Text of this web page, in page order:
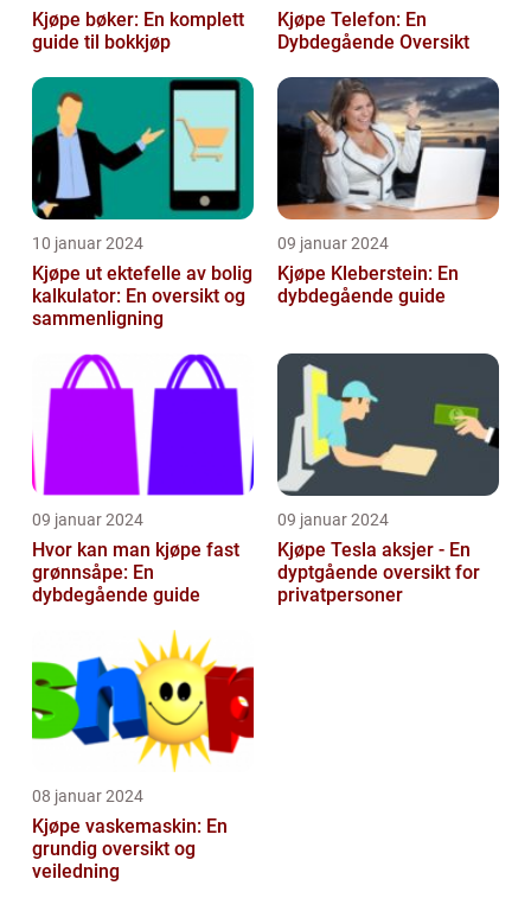
Kjøpe bøker: En komplett
guide til bokkjøp
Kjøpe Telefon: En
Dybdegående Oversikt
10 januar 2024
Kjøpe ut ektefelle av bolig
kalkulator: En oversikt og
sammenligning
09 januar 2024
Kjøpe Kleberstein: En
dybdegående guide
09 januar 2024
Hvor kan man kjøpe fast
grønnsåpe: En
dybdegående guide
09 januar 2024
Kjøpe Tesla aksjer - En
dyptgående oversikt for
privatpersoner
08 januar 2024
Kjøpe vaskemaskin: En
grundig oversikt og
veiledning